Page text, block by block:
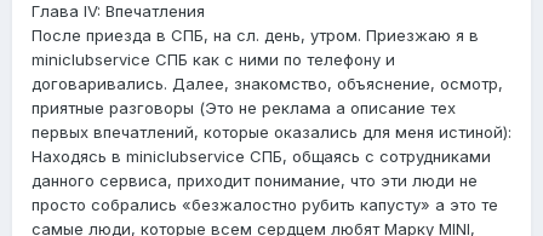
Глава IV: Впечатления
После приезда в СПБ, на сл. день, утром. Приезжаю я в
miniclubservice СПБ как с ними по телефону и
договаривались. Далее, знакомство, объяснение, осмотр,
приятные разговоры (Это не реклама а описание тех
первых впечатлений, которые оказались для меня истиной):
Находясь в miniclubservice СПБ, общаясь с сотрудниками
данного сервиса, приходит понимание, что эти люди не
просто собрались «безжалостно рубить капусту» а это те
самые люди, которые всем сердцем любят Марку MINI,